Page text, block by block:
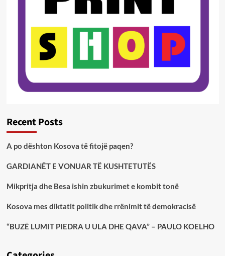
Recent Posts
A po dështon Kosova të fitojë paqen?
GARDIANËT E VONUAR TË KUSHTETUTËS
Mikpritja dhe Besa ishin zbukurimet e kombit tonë
Kosova mes diktatit politik dhe rrënimit të demokracisë
“BUZË LUMIT PIEDRA U ULA DHE QAVA” – PAULO KOELHO